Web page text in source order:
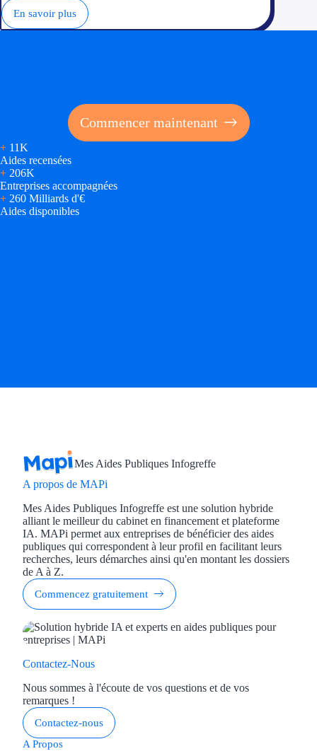
En savoir plus
Commencer maintenant
+ 11K
Aides recensées
+ 206K
Entreprises accompagnées
+ 260 Milliards d'€
Aides disponibles
Mes Aides Publiques Infogreffe
A propos de MAPi
Mes Aides Publiques Infogreffe est une solution hybride
alliant le meilleur du cabinet en financement et plateforme
IA. MAPi permet aux entreprises de bénéficier des aides
publiques qui correspondent à leur profil en facilitant leurs
recherches, leurs démarches ainsi qu'en montant les dossiers
de A à Z.
Commencez gratuitement
Contactez-Nous
Nous sommes à l'écoute de vos questions et de vos
remarques !
Contactez-nous
A Propos